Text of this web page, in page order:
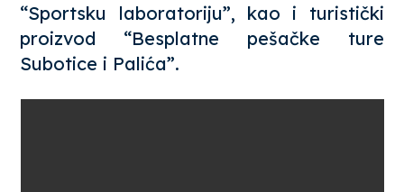
“Sportsku laboratoriju”, kao i turistički
proizvod “Besplatne pešačke ture
Subotice i Palića”.